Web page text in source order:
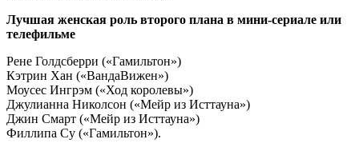
Лучшая женская роль второго плана в мини-сериале или
телефильме
Рене Голдсберри («Гамильтон»)
Кэтрин Хан («ВандаВижен»)
Моусес Ингрэм («Ход королевы»)
Джулианна Николсон («Мейр из Исттауна»)
Джин Смарт («Мейр из Исттауна»)
Филлипа Су («Гамильтон»).